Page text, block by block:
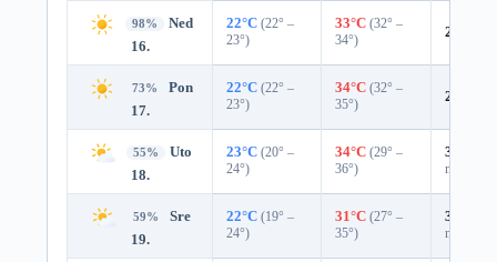
98%
Ned
16.
22°C (22° –
23°)
33°C (32° –
34°)
2%
73%
Pon
17.
22°C (22° –
23°)
34°C (32° –
35°)
24%
55%
Uto
18.
23°C (20° –
24°)
34°C (29° –
36°)
39%
mm)
59%
Sre
19.
22°C (19° –
24°)
31°C (27° –
35°)
37%
mm)